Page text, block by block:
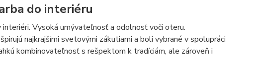
do interiéru
Vysoká umývateľnosť a odolnosť voči oteru.
najkrajšími svetovými zákutiami a boli vybrané v spolupráci
kombinovateľnosť s rešpektom k tradíciám, ale zároveň i